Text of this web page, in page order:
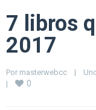
7 libros
2017
Por masterwebcc |
|
0